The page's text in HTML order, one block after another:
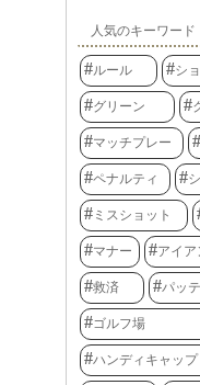
人気のキーワード
ルール シ
グリーン
マッチプレー
ペナルティ
ミスショット
マナー アイア
救済 パッ
ゴルフ場
ハンディキャップ